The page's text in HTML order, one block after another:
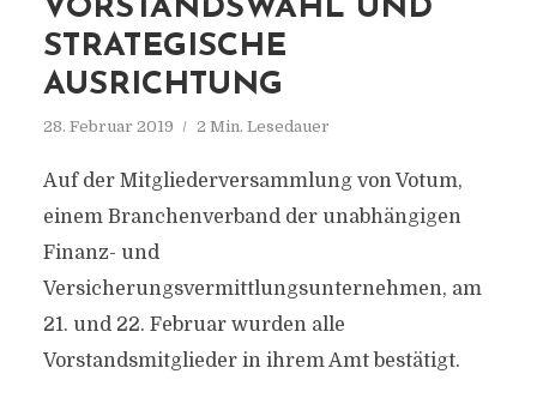
VORSTANDSWAHL UND
STRATEGISCHE
AUSRICHTUNG
28. Februar 2019 2 Min. Lesedauer
Auf der Mitgliederversammlung von Votum,
einem Branchenverband der unabhängigen
Finanz- und
Versicherungsvermittlungsunternehmen, am
21. und 22. Februar wurden alle
Vorstandsmitglieder in ihrem Amt bestätigt.